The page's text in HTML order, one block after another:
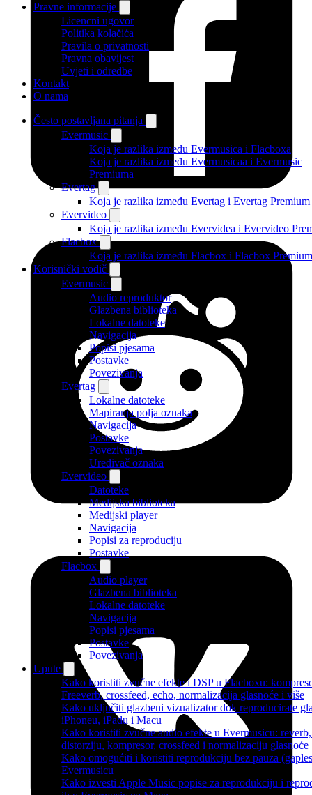
Pravne informacije
Licencni ugovor
Politika kolačića
Pravila o privatnosti
Pravna obavijest
Uvjeti i odredbe
Kontakt
O nama
Često postavljana pitanja
Evermusic
Koja je razlika između Evermusica i Flacboxa
Koja je razlika između Evermusicaa i Evermusic
Premiuma
Evertag
Koja je razlika između Evertag i Evertag Premium
Evervideo
Koja je razlika između Evervidea i Evervideo
Flacbox
Koja je razlika između Flacbox i Flacbox
Korisnički vodič
Evermusic
Audio reproduktor
Glazbena biblioteka
Lokalne datoteke
Navigacija
Popisi pjesama
Postavke
Povezivanja
Evertag
Lokalne datoteke
Mapiranja polja oznaka
Navigacija
Postavke
Povezivanja
Uređivač oznaka
Evervideo
Datoteke
Medijska biblioteka
Medijski player
Navigacija
Popisi za reproduciju
Postavke
Flacbox
Audio player
Glazbena biblioteka
Lokalne datoteke
Navigacija
Popisi pjesama
Postavke
Povezivanja
Upute
Kako koristiti zvučne efekte i DSP u Flacboxu:
Freeverb, crossfeed, echo, normalizacija glasnoće i više
Kako uključiti glazbeni vizualizator dok reproducirate
iPhoneu, iPadu i Macu
Kako koristiti zvučne audio efekte u Evermusicu:
distorziju, kompresor, crossfeed i normalizaciju glasnoće
Kako omogućiti i koristiti reprodukciju bez pauza
Evermusicu
Kako izvesti Apple Music popise za reprodukciju i